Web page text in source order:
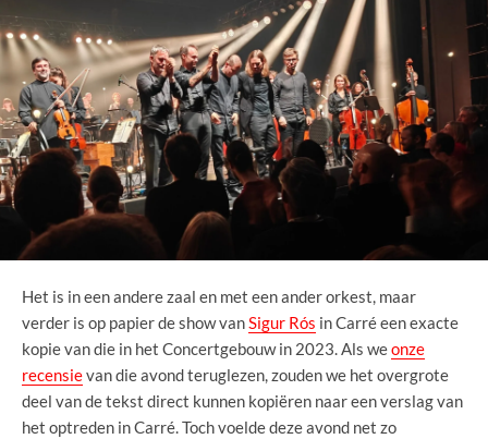
Het is in een andere zaal en met een ander orkest, maar
verder is op papier de show vanSigur Rós in Carré een exacte
kopie van die in het Concertgebouw in 2023. Als weonze
recensievan die avond teruglezen, zouden we het overgrote
deel van de tekst direct kunnen kopiëren naar een verslag van
het optreden in Carré. Toch voelde deze avond net zo